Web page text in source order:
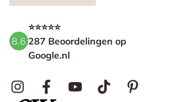
8.6
⭐⭐⭐⭐⭐
287 Beoordelingen op
Google.nl